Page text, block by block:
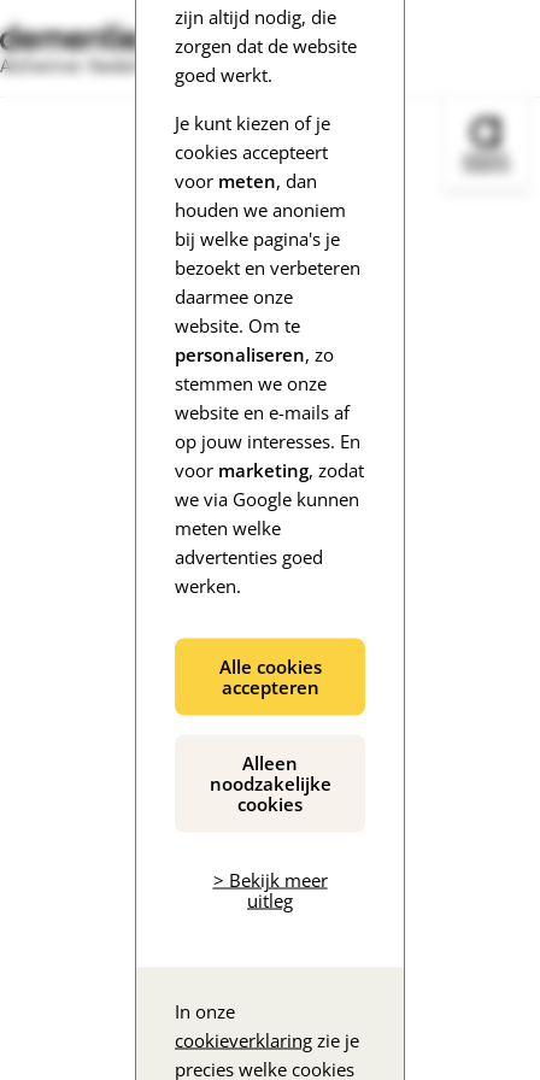
zijn altijd nodig, die
zorgen dat de website
goed werkt.
Je kunt kiezen of je
cookies accepteert
voor meten, dan
houden we anoniem
bij welke pagina's je
bezoekt en verbeteren
daarmee onze
website. Om te
personaliseren, zo
stemmen we onze
website en e-mails af
op jouw interesses. En
voor marketing, zodat
we via Google kunnen
meten welke
advertenties goed
werken.
Alle cookies
accepteren
Alleen
noodzakelijke
cookies
> Bekijk meer
uitleg
In onze
cookieverklaring zie je
precies welke cookies
Alzheimer Nederland
De inhoud wordt geladen...